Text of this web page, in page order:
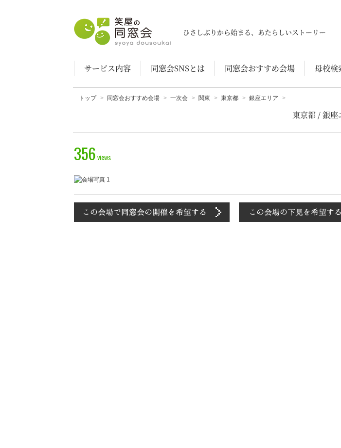
笑屋の同窓会
ひさしぶりから始まる、あたらしいストーリー
サービス内容 同窓会SNSとは 同窓会おすすめ会場 母校検
トップ 同窓会おすすめ会場 一次会 関東 東京都 銀座エリア
東京都 / 銀座
356views